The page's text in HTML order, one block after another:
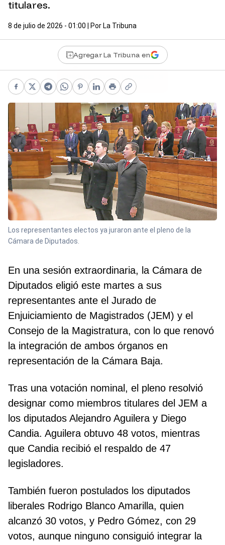
titulares.
8 de julio de 2026 - 01:00 | Por La Tribuna
Agregar La Tribuna en
Facebook
X Telegram
WhatsApp
Pinterest
LinkedIn
PrintCopy link
Los representantes electos ya juraron ante el pleno de la
Cámara de Diputados.
En una sesión extraordinaria, la Cámara de
Diputados eligió este martes a sus
representantes ante el Jurado de
Enjuiciamiento de Magistrados (JEM) y el
Consejo de la Magistratura, con lo que renovó
la integración de ambos órganos en
representación de la Cámara Baja.
Tras una votación nominal, el pleno resolvió
designar como miembros titulares del JEM a
los diputados Alejandro Aguilera y Diego
Candia. Aguilera obtuvo 48 votos, mientras
que Candia recibió el respaldo de 47
legisladores.
También fueron postulados los diputados
liberales Rodrigo Blanco Amarilla, quien
alcanzó 30 votos, y Pedro Gómez, con 29
votos, aunque ninguno consiguió integrar la